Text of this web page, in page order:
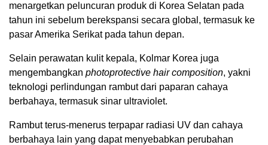
menargetkan peluncuran produk di Korea Selatan pada
tahun ini sebelum berekspansi secara global, termasuk ke
pasar Amerika Serikat pada tahun depan.
Selain perawatan kulit kepala, Kolmar Korea juga
mengembangkan photoprotective hair composition, yakni
teknologi perlindungan rambut dari paparan cahaya
berbahaya, termasuk sinar ultraviolet.
Rambut terus-menerus terpapar radiasi UV dan cahaya
berbahaya lain yang dapat menyebabkan perubahan